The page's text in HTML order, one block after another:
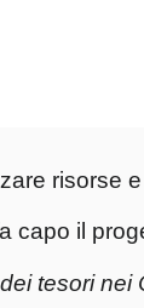
risorse
capo il
tesori nei